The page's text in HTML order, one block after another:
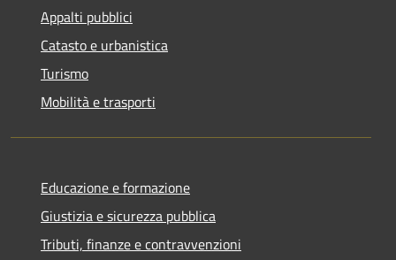
Appalti pubblici
Catasto e urbanistica
Turismo
Mobilità e trasporti
Educazione e formazione
Giustizia e sicurezza pubblica
Tributi, finanze e contravvenzioni